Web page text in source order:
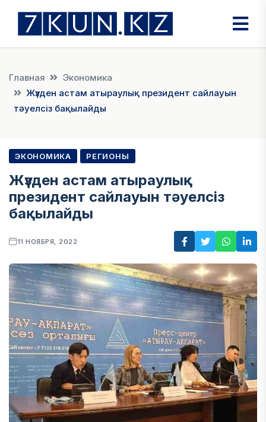
Главная
Экономика
Жүзден астам атыраулық президент сайлауын
тәуелсіз бақылайды
ЭКОНОМИКА РЕГИОНЫ
Жүзден астам атыраулық
президент сайлауын тәуелсіз
бақылайды
11 НОЯБРЯ, 2022